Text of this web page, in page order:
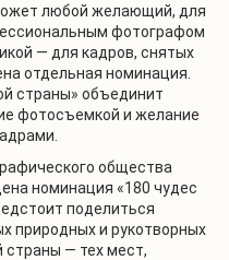
любой желающий, для
фотографом
— для кадров, снятых
отдельная номинация.
страны» объединит
фотосъемкой и желание
общества
номинация «180 чудес
поделиться
природных и рукотворных
страны — тех мест,